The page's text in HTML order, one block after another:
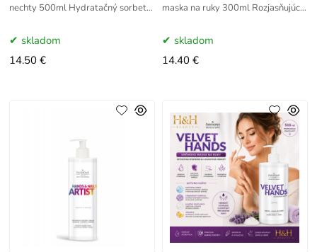
nechty 500ml Hydratačný sorbet
REPAIR je určený pre suchú, drsnú
pokožku rúk,
skladom
14.50 €
maska na ruky 300ml Rozjasňujúca
FARMONA HANDS SLOW AGE
300ml je
skladom
14.40 €